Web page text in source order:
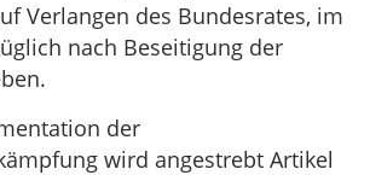
Verlangen des Bundesrates, im
nach Beseitigung der
der
wird angestrebt Artikel